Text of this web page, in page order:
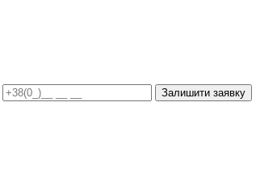
Залишити заявку